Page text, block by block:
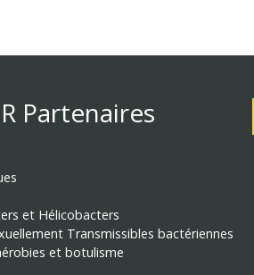
Partenaires
et Hélicobacters
Transmissibles bactériennes
et botulisme